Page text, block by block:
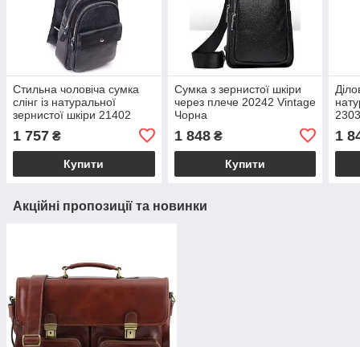
Стильна чоловіча сумка
слінг із натуральної
зернистої шкіри 21402
1 757 ₴
Купити
Сумка з зернистої шкіри
через плече 20242 Vintage
Чорна
1 848₴
Купити
1
Акційні пропозиції та новинки